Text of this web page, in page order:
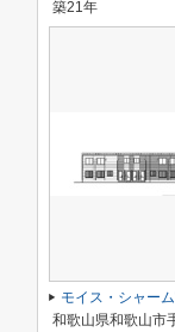
築21年
モイス・シャー
和歌山県和歌山市